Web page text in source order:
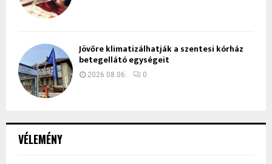
VÉLEMÉNY
Jövőre klimatizálhatják a szentesi kórház
betegellátó egységeit
2026.08.06. 0